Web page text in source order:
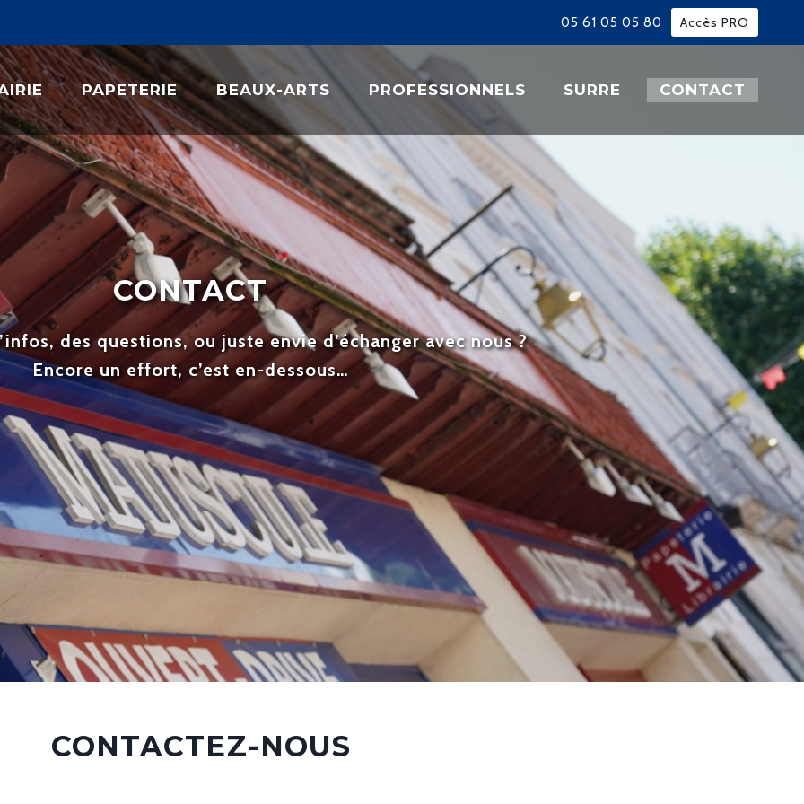
05 61 05 05 80 Accès PRO
PAPETERIE BEAUX-ARTS PROFESSIONNELS SURRE CONTACT
CONTACT
des questions, ou juste envie d’échanger avec nous ?
Encore un effort, c’est en-dessous…
CONTACTEZ-NOUS